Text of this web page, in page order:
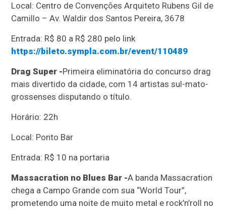
Local: Centro de Convenções Arquiteto Rubens Gil de
Camillo – Av. Waldir dos Santos Pereira, 3678
Entrada: R$ 80 a R$ 280 pelo link
https://bileto.sympla.com.br/event/110489
Drag Super -Primeira eliminatória do concurso drag
mais divertido da cidade, com 14 artistas sul-mato-
grossenses disputando o título.
Horário: 22h
Local: Ponto Bar
Entrada: R$ 10 na portaria
Massacration no Blues Bar -A banda Massacration
chega a Campo Grande com sua “World Tour”,
prometendo uma noite de muito metal e rock’n’roll no